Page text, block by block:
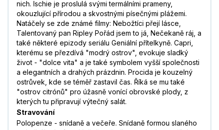
nich. Ischie je proslulá svými termálními prameny,
okouzlující přírodou a skvostnými písečnými plážemi.
Natáčely se zde známé filmy: Nebožtíci přejí lásce,
Talentovaný pan Ripley Pořád jsem to já, Nečekaně ráj, a
také některé epizody seriálu Geniální přítelkyně. Capri,
kterému se přezdívá "modrý ostrov", evokuje sladký
život - "dolce vita" a je také symbolem vyšší společnosti
a elegantních a drahých prázdnin. Procida je kouzelný
ostrůvek, kde se téměř zastavil čas. Říká se mu také
"ostrov citrónů" pro úžasně vonící obrovské plody, z
kterých tu připravují výtečný salát.
Stravování
Polopenze - snídaně a večeře. Snídaně formou slaného